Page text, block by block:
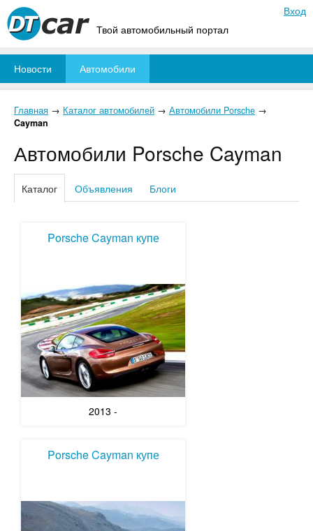
Твой автомобильный портал
Вход
Новости Автомобили
Главная → Каталог автомобилей → Автомобили Porsche →
Cayman
Автомобили Porsche Cayman
Каталог Объявления Блоги
Porsche Cayman купе
2013 -
Porsche Cayman купе